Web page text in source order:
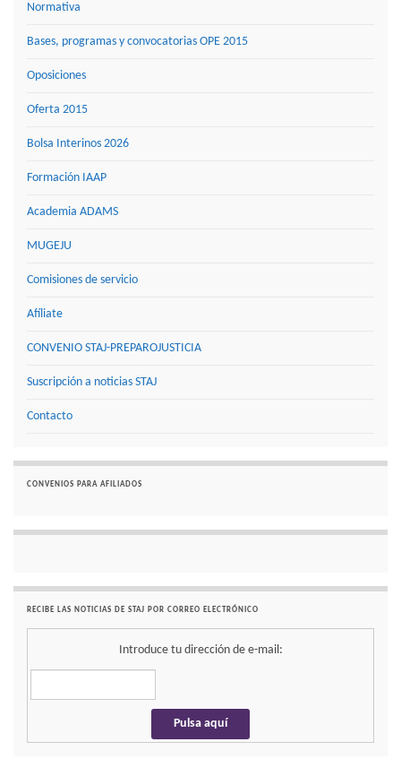
Normativa
Bases, programas y convocatorias OPE 2015
Oposiciones
Oferta 2015
Bolsa Interinos 2026
Formación IAAP
Academia ADAMS
MUGEJU
Comisiones de servicio
Afíliate
CONVENIO STAJ-PREPAROJUSTICIA
Suscripción a noticias STAJ
Contacto
CONVENIOS PARA AFILIADOS
RECIBE LAS NOTICIAS DE STAJ POR CORREO ELECTRÓNICO
Introduce tu dirección de e-mail: